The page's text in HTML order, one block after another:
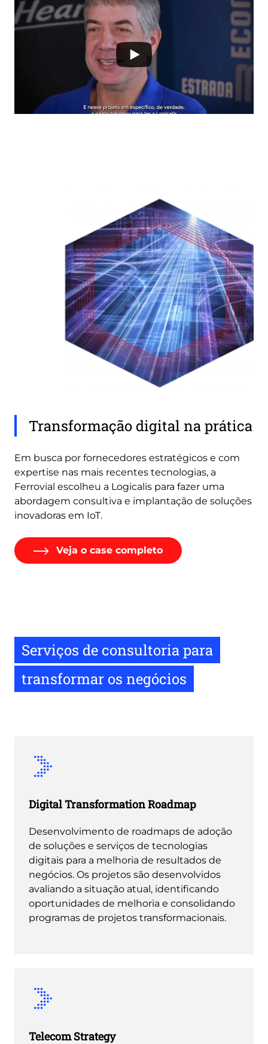
Transformação digital na prática
Em busca por fornecedores estratégicos e com
expertise nas mais recentes tecnologias, a
Ferrovial escolheu a Logicalis para fazer uma
abordagem consultiva e implantação de soluções
inovadoras em IoT.
Veja o case completo
Serviços de consultoria para
transformar os negócios
Digital Transformation Roadmap
Desenvolvimento de roadmaps de adoção
de soluções e serviços de tecnologias
digitais para a melhoria de resultados de
negócios. Os projetos são desenvolvidos
avaliando a situação atual, identificando
oportunidades de melhoria e consolidando
programas de projetos transformacionais.
Telecom Strategy